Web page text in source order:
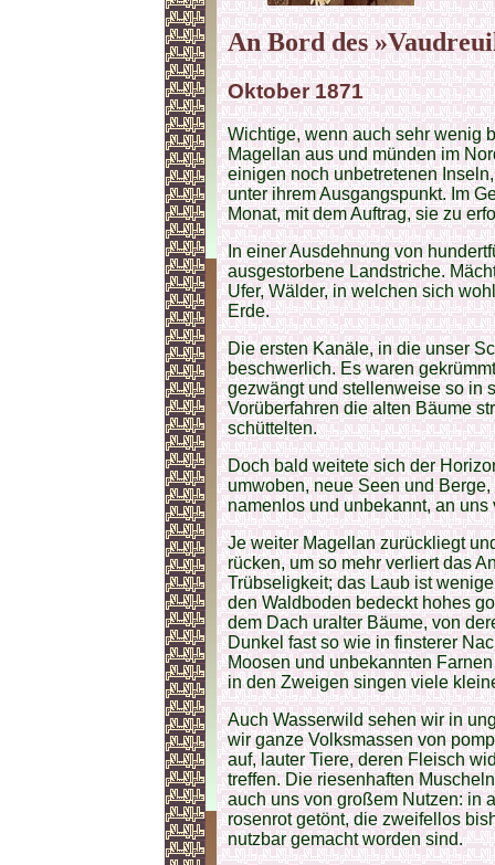
An Bord des
Oktober 1871
Wichtige, wenn auch sehr wenig
Magellan aus und münden im
einigen noch unbetretenen
unter ihrem Ausgangspunkt. Im
Monat, mit dem Auftrag, sie zu
In einer Ausdehnung von
ausgestorbene Landstriche.
Ufer, Wälder, in welchen sich
Erde.
Die ersten Kanäle, in die unser
beschwerlich. Es waren
gezwängt und stellenweise so in
Vorüberfahren die alten Bäume
schüttelten.
Doch bald weitete sich der
umwoben, neue Seen und
namenlos und unbekannt, an uns
Je weiter Magellan zurückliegt
rücken, um so mehr verliert das
Trübseligkeit; das Laub ist
den Waldboden bedeckt hohes
dem Dach uralter Bäume, von
Dunkel fast so wie in finsterer
Moosen und unbekannten
in den Zweigen singen viele
Auch Wasserwild sehen wir in
wir ganze Volksmassen von
auf, lauter Tiere, deren Fleisch
treffen. Die riesenhaften
auch uns von großem Nutzen: in
rosenrot getönt, die zweifellos
nutzbar gemacht worden sind.